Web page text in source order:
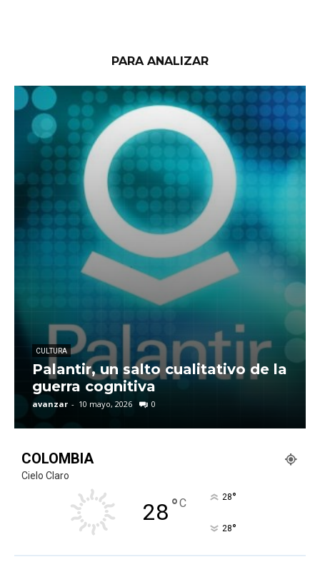
PARA ANALIZAR
CULTURA
Palantir, un salto cualitativo de la
guerra cognitiva
avanzar - 10 mayo, 2026 0
COLOMBIA
Cielo Claro
28°C 28°
28°